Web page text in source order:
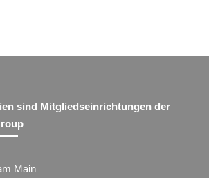
sind Mitgliedseinrichtungen der
Main